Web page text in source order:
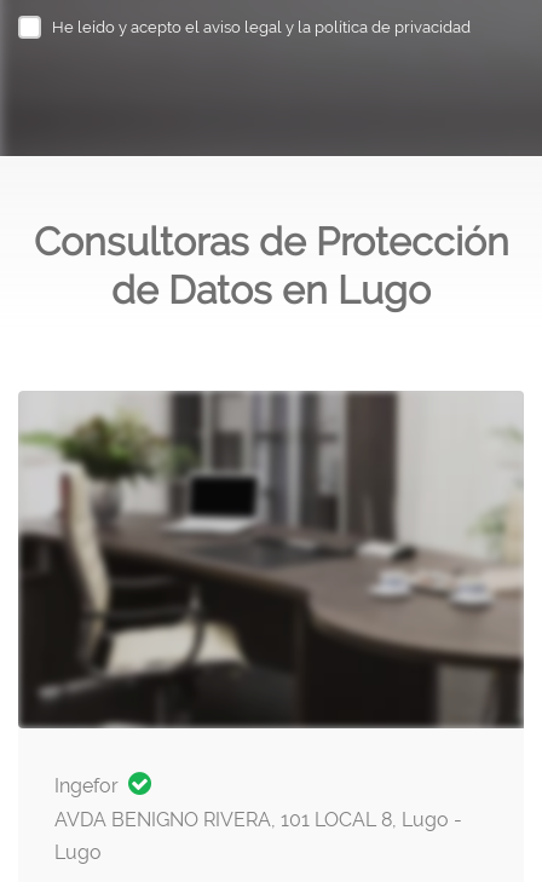
He leído y acepto el aviso legal y la política de privacidad
Consultoras de Protección
de Datos en Lugo
Ingefor
AVDA BENIGNO RIVERA, 101 LOCAL 8, Lugo -
Lugo